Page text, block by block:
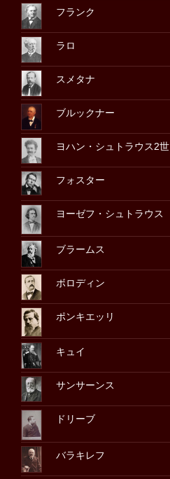
フランク
ラロ
スメタナ
ブルックナー
ヨハン・シュトラウス2世
フォスター
ヨーゼフ・シュトラウス
ブラームス
ボロディン
ポンキエッリ
キュイ
サンサーンス
ドリーブ
バラキレフ